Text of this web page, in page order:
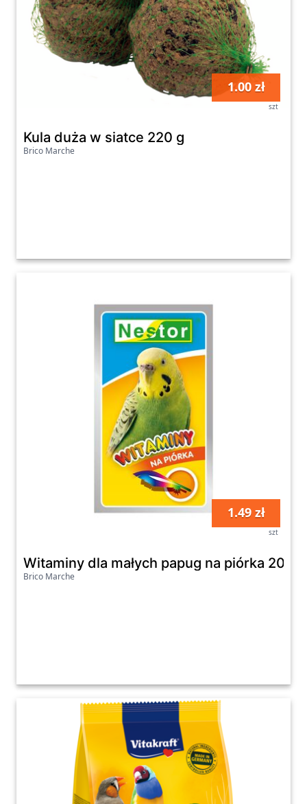
1.00 zł
szt
Kula duża w siatce 220 g
Brico Marche
1.49 zł
szt
Witaminy dla małych papug na piórka 20 g
Brico Marche